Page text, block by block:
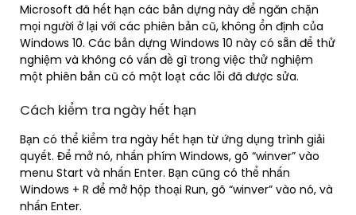
Microsoft đã hết hạn các bản dựng này để ngăn chặn
mọi người ở lại với các phiên bản cũ, không ổn định của
Windows 10. Các bản dựng Windows 10 này có sẵn để thử
nghiệm và không có vấn đề gì trong việc thử nghiệm
một phiên bản cũ có một loạt các lỗi đã được sửa.
Cách kiểm tra ngày hết hạn
Bạn có thể kiểm tra ngày hết hạn từ ứng dụng trình giải
quyết. Để mở nó, nhấn phím Windows, gõ “winver” vào
menu Start và nhấn Enter. Bạn cũng có thể nhấn
Windows + R để mở hộp thoại Run, gõ “winver” vào nó, và
nhấn Enter.